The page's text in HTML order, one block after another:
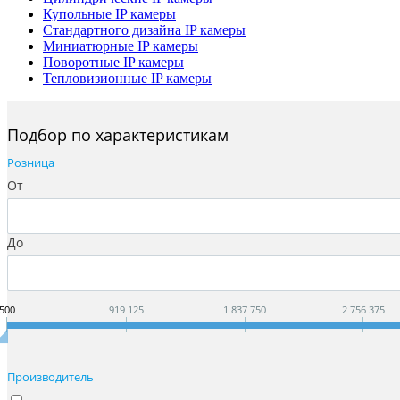
Купольные IP камеры
Стандартного дизайна IP камеры
Миниатюрные IP камеры
Поворотные IP камеры
Тепловизионные IP камеры
Подбор по характеристикам
Розница
От
До
919 125 1 837 750 2 756 375
Производитель